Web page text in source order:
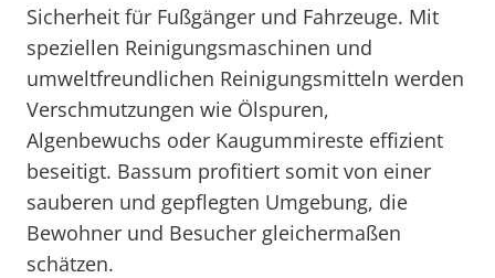
Sicherheit für Fußgänger und Fahrzeuge. Mit
speziellen Reinigungsmaschinen und
umweltfreundlichen Reinigungsmitteln werden
Verschmutzungen wie Ölspuren,
Algenbewuchs oder Kaugummireste effizient
beseitigt. Bassum profitiert somit von einer
sauberen und gepflegten Umgebung, die
Bewohner und Besucher gleichermaßen
schätzen.